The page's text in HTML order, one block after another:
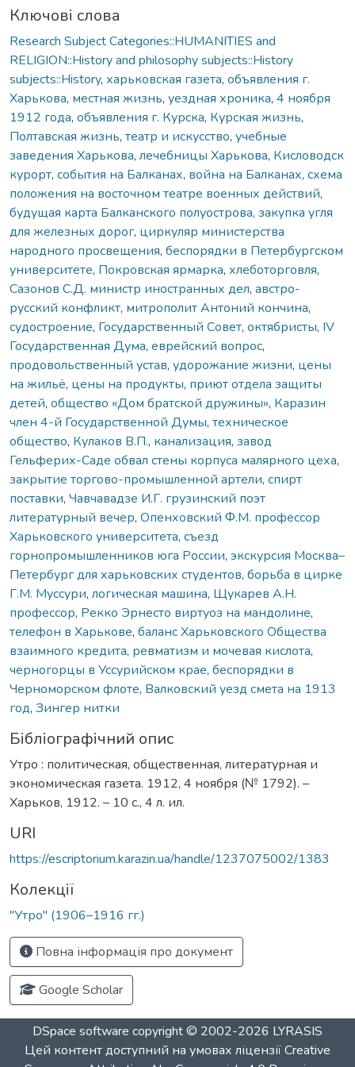
Ключові слова
Research Subject Categories::HUMANITIES and
RELIGION::History and philosophy subjects::History
subjects::History, харьковская газета, объявления г.
Харькова, местная жизнь, уездная хроника, 4 ноября
1912 года, объявления г. Курска, Курская жизнь,
Полтавская жизнь, театр и искусство, учебные
заведения Харькова, лечебницы Харькова, Кисловодск
курорт, события на Балканах, война на Балканах, схема
положения на восточном театре военных действий,
будущая карта Балканского полуострова, закупка угля
для железных дорог, циркуляр министерства
народного просвещения, беспорядки в Петербургском
университете, Покровская ярмарка, хлеботорговля,
Сазонов С.Д. министр иностранных дел, австро-
русский конфликт, митрополит Антоний кончина,
судостроение, Государственный Совет, октябристы, IV
Государственная Дума, еврейский вопрос,
продовольственный устав, удорожание жизни, цены
на жильё, цены на продукты, приют отдела защиты
детей, общество «Дом братской дружины», Каразин
член 4-й Государственной Думы, техническое
общество, Кулаков В.П., канализация, завод
Гельферих-Саде обвал стены корпуса малярного цеха,
закрытие торгово-промышленной артели, спирт
поставки, Чавчавадзе И.Г. грузинский поэт
литературный вечер, Опенховский Ф.М. профессор
Харьковского университета, съезд
горнопромышленников юга России, экскурсия Москва–
Петербург для харьковских студентов, борьба в цирке
Г.М. Муссури, логическая машина, Щукарев А.Н.
профессор, Рекко Эрнесто виртуоз на мандолине,
телефон в Харькове, баланс Харьковского Общества
взаимного кредита, ревматизм и мочевая кислота,
черногорцы в Уссурийском крае, беспорядки в
Черноморском флоте, Валковский уезд смета на 1913
год, Зингер нитки
Бібліографічний опис
Утро : политическая, общественная, литературная и
экономическая газета. 1912, 4 ноября (№ 1792). –
Харьков, 1912. – 10 с., 4 л. ил.
URI
https://escriptorium.karazin.ua/handle/1237075002/1383
Колекції
"Утро" (1906–1916 гг.)
Повна інформація про документ
Google Scholar
DSpace software copyright © 2002-2026 LYRASIS
Цей контент доступний на умовах ліцензіїCreative